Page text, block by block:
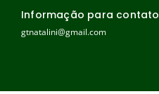
Informação para contato
gtnatalini@gmail.com